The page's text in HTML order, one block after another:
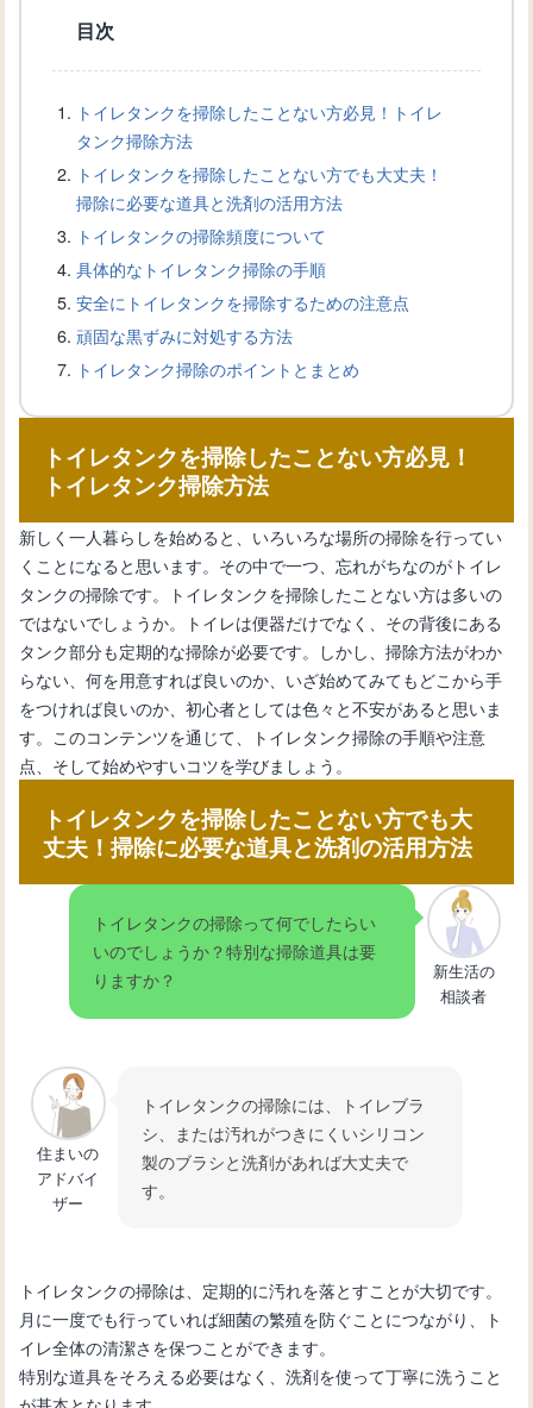
インインとインテリア
トイレの壁紙黄ばみ対策！原因・除去
方法・予防法を徹底解説
トイレの壁紙トラブル！カビが発生し
た際の除去方法と防止策
トイレをピンクの壁紙でコーディネー
ト！魅力とポイントをご紹介
トイレをナチュラルテイストに！壁紙
選びのポイント
トイレを美しく彩る！グレーの壁紙を
使ったコーディネート
トイレをワンランク上の空間に！一面
だけ貼るアクセントクロス
トイレは風水の宝庫！壁紙選びで運気
アイランドキッチンへリフォーム：成
功するためのポイント
目次
トイレタンクを掃除したことない方必見！トイレ
タンク掃除方法
トイレタンクを掃除したことない方でも大丈夫！
掃除に必要な道具と洗剤の活用方法
トイレタンクの掃除頻度について
具体的なトイレタンク掃除の手順
安全にトイレタンクを掃除するための注意点
頑固な黒ずみに対処する方法
トイレタンク掃除のポイントとまとめ
トイレタンクを掃除したことない方必見！
トイレタンク掃除方法
新しく一人暮らしを始めると、いろいろな場所の掃除を行ってい
くことになると思います。その中で一つ、忘れがちなのがトイレ
タンクの掃除です。トイレタンクを掃除したことない方は多いの
ではないでしょうか。トイレは便器だけでなく、その背後にある
タンク部分も定期的な掃除が必要です。しかし、掃除方法がわか
らない、何を用意すれば良いのか、いざ始めてみてもどこから手
をつければ良いのか、初心者としては色々と不安があると思いま
す。このコンテンツを通じて、トイレタンク掃除の手順や注意
点、そして始めやすいコツを学びましょう。
トイレタンクを掃除したことない方でも大
丈夫！掃除に必要な道具と洗剤の活用方法
トイレタンクの掃除って何でしたらい
いのでしょうか？特別な掃除道具は要
りますか？
新生活の
相談者
住まいの
アドバイ
ザー
トイレタンクの掃除には、トイレブラ
シ、または汚れがつきにくいシリコン
製のブラシと洗剤があれば大丈夫で
す。
トイレタンクの掃除は、定期的に汚れを落とすことが大切です。
月に一度でも行っていれば細菌の繁殖を防ぐことにつながり、ト
イレ全体の清潔さを保つことができます。
特別な道具をそろえる必要はなく、洗剤を使って丁寧に洗うこと